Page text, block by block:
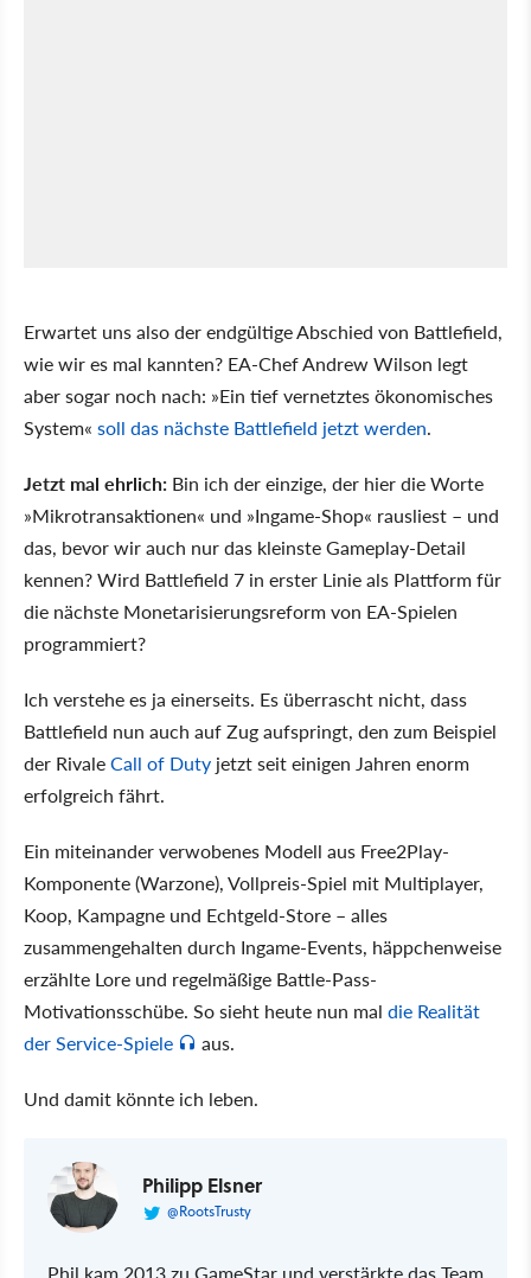
Erwartet uns also der endgültige Abschied von Battlefield,
wie wir es mal kannten? EA-Chef Andrew Wilson legt
aber sogar noch nach: »Ein tief vernetztes ökonomisches
System« soll das nächste Battlefield jetzt werden.
Jetzt mal ehrlich: Bin ich der einzige, der hier die Worte
»Mikrotransaktionen« und »Ingame-Shop« rausliest – und
das, bevor wir auch nur das kleinste Gameplay-Detail
kennen? Wird Battlefield 7 in erster Linie als Plattform für
die nächste Monetarisierungsreform von EA-Spielen
programmiert?
Ich verstehe es ja einerseits. Es überrascht nicht, dass
Battlefield nun auch auf Zug aufspringt, den zum Beispiel
der RivaleCall of Duty jetzt seit einigen Jahren enorm
erfolgreich fährt.
Ein miteinander verwobenes Modell aus Free2Play-
Komponente (Warzone), Vollpreis-Spiel mit Multiplayer,
Koop, Kampagne und Echtgeld-Store – alles
zusammengehalten durch Ingame-Events, häppchenweise
erzählte Lore und regelmäßige Battle-Pass-
Motivationsschübe. So sieht heute nun mal die Realität
der Service-Spiele
aus.
Und damit könnte ich leben.
Philipp Elsner
@RootsTrusty
Phil kam 2013 zu GameStar und verstärkte das Team